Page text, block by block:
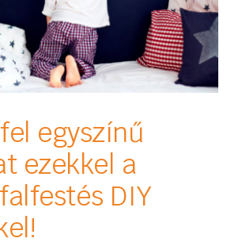
egyszínű
ezekkel a
DIY